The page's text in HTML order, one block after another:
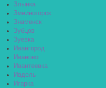
Злынка
Змеиногорск
Знаменск
Зубцов
Зуевка
Ивангород
Иваново
Ивантеевка
Ивдель
Игарка